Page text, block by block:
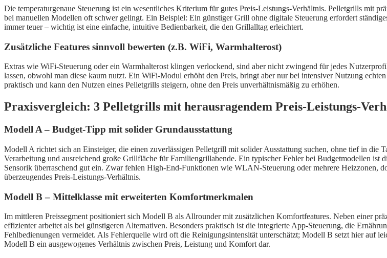
Die temperaturgenaue Steuerung ist ein wesentliches Kriterium für gutes Preis-Leistungs-Verhältnis. Pelletgrills mit
bei manuellen Modellen oft schwer gelingt. Ein Beispiel: Ein günstiger Grill ohne digitale Steuerung erfordert
immer teuer – wichtig ist eine einfache, intuitive Bedienbarkeit, die den Grillalltag erleichtert.
Zusätzliche Features sinnvoll bewerten (z.B. WiFi, Warmhalterost)
Extras wie WiFi-Steuerung oder ein Warmhalterost klingen verlockend, sind aber nicht zwingend für jedes
lassen, obwohl man diese kaum nutzt. Ein WiFi-Modul erhöht den Preis, bringt aber nur bei intensiver Nutzung
praktisch und kann den Nutzen eines Pelletgrills steigern, ohne den Preis unverhältnismäßig zu erhöhen.
Praxisvergleich: 3 Pelletgrills mit herausragendem Preis-Leistungs-
Modell A – Budget-Tipp mit solider Grundausstattung
Modell A richtet sich an Einsteiger, die einen zuverlässigen Pelletgrill mit solider Ausstattung suchen, ohne tief in die
Verarbeitung und ausreichend große Grillfläche für Familiengrillabende. Ein typischer Fehler bei Budgetmodellen ist
Sensorik überraschend gut ein. Zwar fehlen High-End-Funktionen wie WLAN-Steuerung oder mehrere Heizzonen,
überzeugendes Preis-Leistungs-Verhältnis.
Modell B – Mittelklasse mit erweiterten Komfortmerkmalen
Im mittleren Preissegment positioniert sich Modell B als Allrounder mit zusätzlichen Komfortfeatures. Neben einer
effizienter arbeitet als bei günstigeren Alternativen. Besonders praktisch ist die integrierte App-Steuerung, die
Fehlbedienungen vermeidet. Als Fehlerquelle wird oft die Reinigungsintensität unterschätzt; Modell B setzt hier auf
Modell B ein ausgewogenes Verhältnis zwischen Preis, Leistung und Komfort dar.